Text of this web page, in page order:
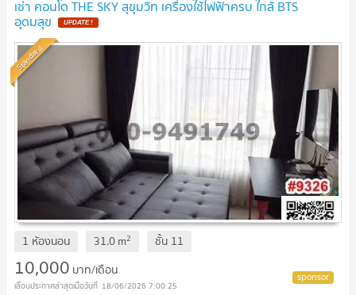
เช่า คอนโด THE SKY สุขุมวิท เครื่องใช้ไฟฟ้าครบ ใกล้ BTS
อุดมสุข
Standard
1 ห้องนอน 31.0m2 ชั้น 11
10,000 บาท/เดือน
18/06/2026 7:00:25